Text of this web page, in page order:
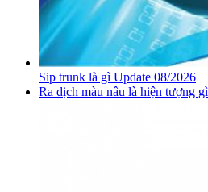
Sip trunk là gì Update 08/2026
Ra dịch màu nâu là hiện tượng